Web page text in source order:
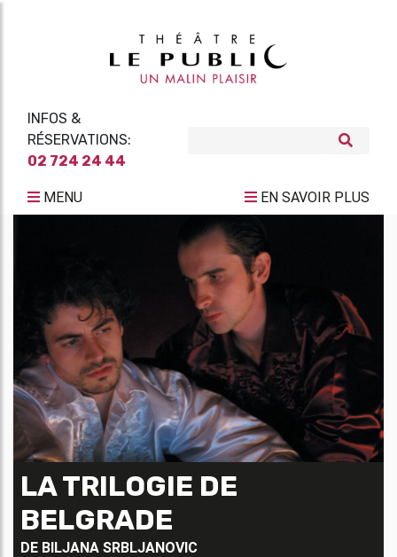
INFOS &
RÉSERVATIONS:
02 724 24 44
MENU EN SAVOIR PLUS
LA TRILOGIE DE
BELGRADE
DE BILJANA SRBLJANOVIC